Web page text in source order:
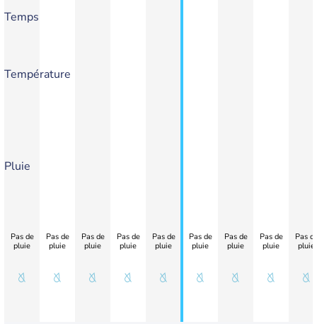
Temps
Température
Pluie
Pas de
pluie
Pas de
pluie
Pas de
pluie
Pas de
pluie
Pas de
pluie
Pas de
pluie
Pas de
pluie
Pas de
pluie
Pas
pluie